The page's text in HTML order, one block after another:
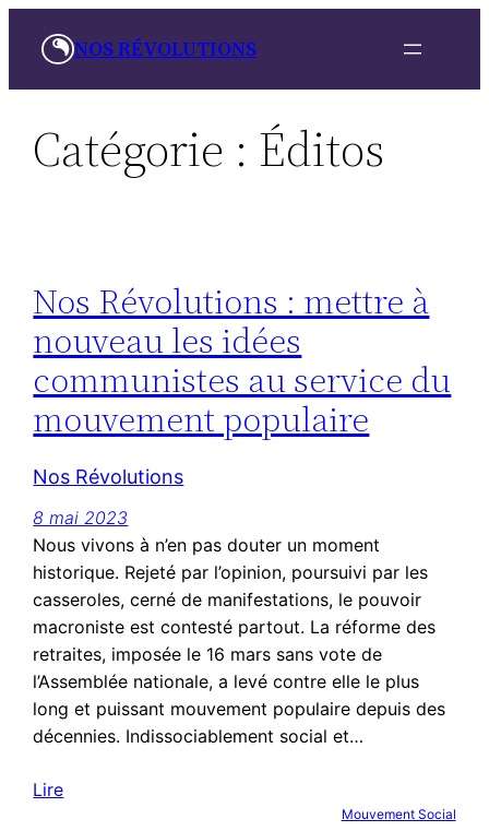
NOS RÉVOLUTIONS
Catégorie : Éditos
Nos Révolutions : mettre à
nouveau les idées
communistes au service du
mouvement populaire
Nos Révolutions
8 mai 2023
Nous vivons à n’en pas douter un moment
historique. Rejeté par l’opinion, poursuivi par les
casseroles, cerné de manifestations, le pouvoir
macroniste est contesté partout. La réforme des
retraites, imposée le 16 mars sans vote de
l’Assemblée nationale, a levé contre elle le plus
long et puissant mouvement populaire depuis des
décennies. Indissociablement social et…
Lire
Mouvement Social